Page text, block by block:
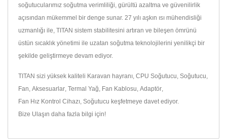
soğutucularımız soğutma verimliliği, gürültü azaltma ve güvenilirlik
açısından mükemmel bir denge sunar. 27 yılı aşkın ısı mühendisliği
uzmanlığı ile, TITAN sistem stabilitesini artıran ve bileşen ömrünü
üstün sıcaklık yönetimi ile uzatan soğutma teknolojilerini yenilikçi bir
şekilde geliştirmeye devam ediyor.
TITAN sizi yüksek kaliteli Karavan hayranı CPU Soğutucu Soğutucu
Fan Aksesuarlar Termal Yağ Fan Kablosu Adaptör
Fan Hız Kontrol Cihazı Soğutucu keşfetmeye davet ediyor.
Bize Ulaşın daha fazla bilgi için!